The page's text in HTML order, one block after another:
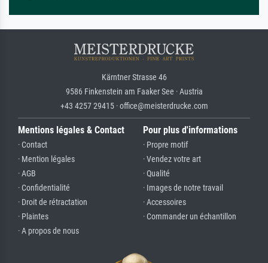
Kärntner Strasse 46
9586 Finkenstein am Faaker See · Austria
+43 4257 29415 · office@meisterdrucke.com
Mentions légales & Contact
· Contact
· Mention légales
· AGB
· Confidentialité
· Droit de rétractation
· Plaintes
· A propos de nous
Pour plus d'informations
· Propre motif
· Vendez votre art
· Qualité
· Images de notre travail
· Accessoires
· Commander un échantillon